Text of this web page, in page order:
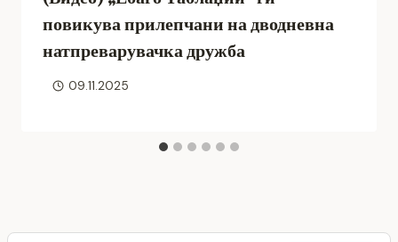
повикува прилепчани на дводневна
натпреварувачка дружба
09.11.2025